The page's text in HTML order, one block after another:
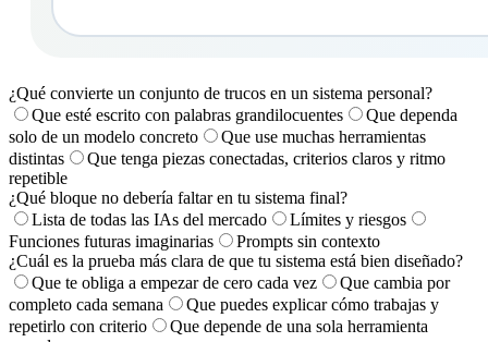
¿Qué convierte un conjunto de trucos en un sistema personal?
Que esté escrito con palabras grandilocuentes
Que dependa
solo de un modelo concreto
Que use muchas herramientas
distintas
Que tenga piezas conectadas, criterios claros y ritmo
repetible
¿Qué bloque no debería faltar en tu sistema final?
Lista de todas las IAs del mercado
Límites y riesgos
Funciones futuras imaginarias
Prompts sin contexto
¿Cuál es la prueba más clara de que tu sistema está bien diseñado?
Que te obliga a empezar de cero cada vez
Que cambia por
completo cada semana
Que puedes explicar cómo trabajas y
repetirlo con criterio
Que depende de una sola herramienta